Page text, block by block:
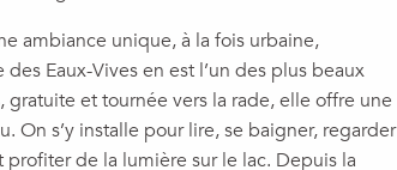
ambiance unique, à la fois urbaine,
Eaux-Vives en est l’un des plus beaux
et tournée vers la rade, elle offre une
On s’y installe pour lire, se baigner, regarder
de la lumière sur le lac. Depuis la